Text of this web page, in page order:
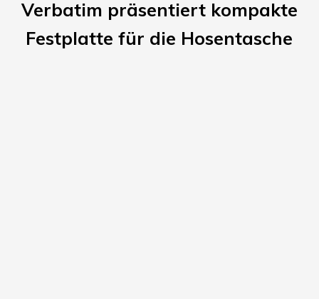
Verbatim präsentiert kompakte
Festplatte für die Hosentasche